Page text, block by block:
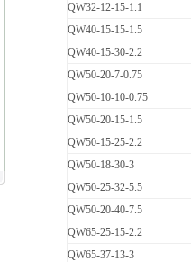
QW32-12-15-1.1
QW40-15-15-1.5
QW40-15-30-2.2
QW50-20-7-0.75
QW50-10-10-0.75
QW50-20-15-1.5
QW50-15-25-2.2
QW50-18-30-3
QW50-25-32-5.5
QW50-20-40-7.5
QW65-25-15-2.2
QW65-37-13-3